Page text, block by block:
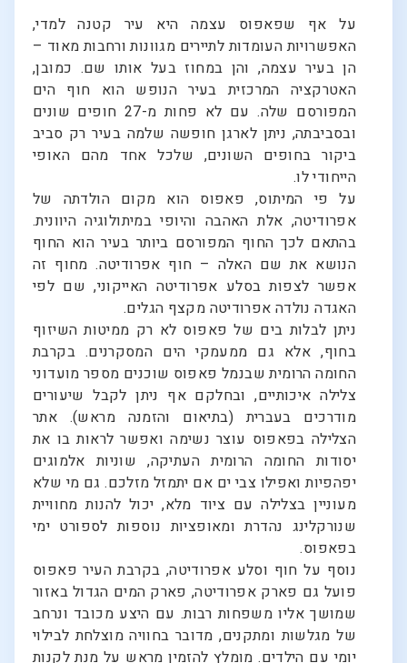
על אף שפאפוס עצמה היא עיר קטנה למדי,
האפשרויות העומדות לתיירים מגוונות ורחבות מאוד –
הן בעיר עצמה, והן במחוז בעל אותו שם. כמובן,
האטרקציה המרכזית בעיר הנופש הוא חוף הים
המפורסם שלה. עם לא פחות מ-27 חופים שונים
ובסביבתה, ניתן לארגן חופשה שלמה בעיר רק סביב
ביקור בחופים השונים, שלכל אחד מהם האופי
הייחודי לו.
על פי המיתוס, פאפוס הוא מקום הולדתה של
אפרודיטה, אלת האהבה והיופי במיתולוגיה היוונית.
בהתאם לכך החוף המפורסם ביותר בעיר הוא החוף
הנושא את שם האלה – חוף אפרודיטה. מחוף זה
אפשר לצפות בסלע אפרודיטה האייקוני, שם לפי
האגדה נולדה אפרודיטה מקצף הגלים.
ניתן לבלות בים של פאפוס לא רק ממיטות השיזוף
בחוף, אלא גם ממעמקי הים המסקרנים. בקרבת
החומה הרומית שבנמל פאפוס שוכנים מספר מועדוני
צלילה איכותיים, ובחלקם אף ניתן לקבל שיעורים
מודרכים בעברית (בתיאום והזמנה מראש). אתר
הצלילה בפאפוס עוצר נשימה ואפשר לראות בו את
יסודות החומה הרומית העתיקה, שוניות אלמוגים
יפהפיות ואפילו צבי ים אם יתמזל מזלכם. גם מי שלא
מעוניין בצלילה עם ציוד מלא, יכול להנות מחוויית
שנורקלינג נהדרת ומאופציות נוספות לספורט ימי
בפאפוס.
נוסף על חוף וסלע אפרודיטה, בקרבת העיר פאפוס
פועל גם פארק אפרודיטה, פארק המים הגדול באזור
שמושך אליו משפחות רבות. עם היצע מכובד ונרחב
של מגלשות ומתקנים, מדובר בחוויה מוצלחת לבילוי
יומי עם הילדים. מומלץ להזמין מראש על מנת לקנות